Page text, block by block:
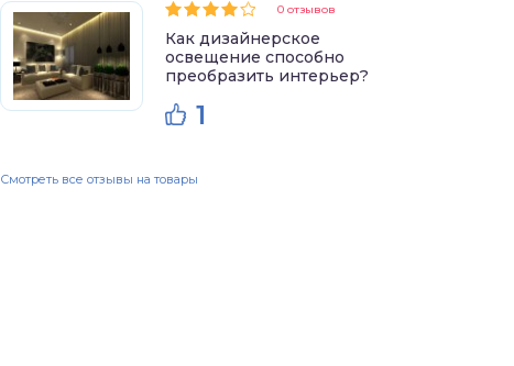
0 отзывов
Как дизайнерское
освещение способно
преобразить интерьер?
1
Смотреть все отзывы на товары